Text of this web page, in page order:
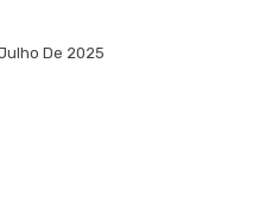
De 2025